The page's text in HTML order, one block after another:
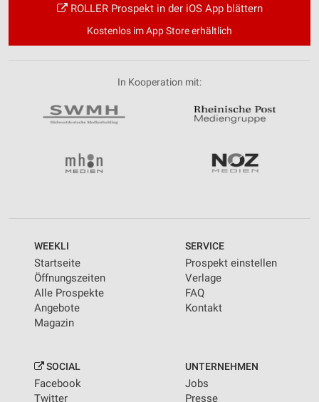
ROLLER Prospekt in der iOS App blättern
Kostenlos im App Store erhältlich
In Kooperation mit:
WEEKLI
Startseite
Öffnungszeiten
Alle Prospekte
Angebote
Magazin
SERVICE
Prospekt einstellen
Verlage
FAQ
Kontakt
SOCIAL
Facebook
Twitter
UNTERNEHMEN
Jobs
Presse